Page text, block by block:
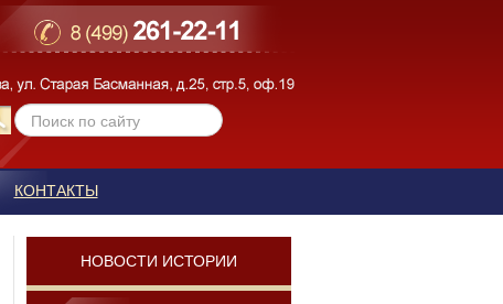
КОНТАКТЫ
НОВОСТИ ИСТОРИИ